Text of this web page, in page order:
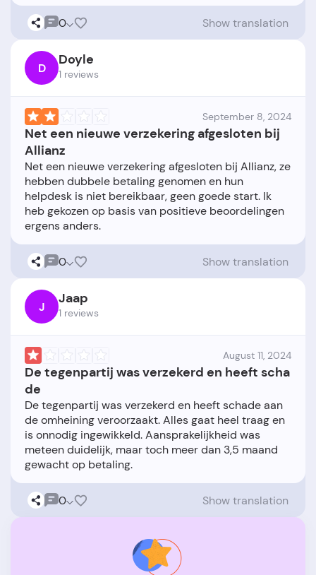
0 Show translation
D Doyle
1 reviews
September 8, 2024
Net een nieuwe verzekering afgesloten bij
Allianz
Net een nieuwe verzekering afgesloten bij Allianz, ze
hebben dubbele betaling genomen en hun
helpdesk is niet bereikbaar, geen goede start. Ik
heb gekozen op basis van positieve beoordelingen
0 Show translation
J Jaap
1 reviews
August 11, 2024
De tegenpartij was verzekerd en heeft scha
de
De tegenpartij was verzekerd en heeft schade aan
de omheining veroorzaakt. Alles gaat heel traag en
is onnodig ingewikkeld. Aansprakelijkheid was
meteen duidelijk, maar toch meer dan 3,5 maand
0 Show translation